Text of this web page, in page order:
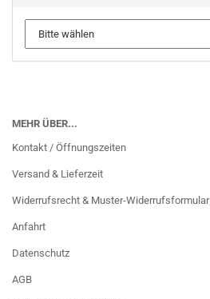
MEHR ÜBER...
Kontakt / Öffnungszeiten
Versand & Lieferzeit
Widerrufsrecht & Muster-Widerrufsformular
Anfahrt
Datenschutz
AGB